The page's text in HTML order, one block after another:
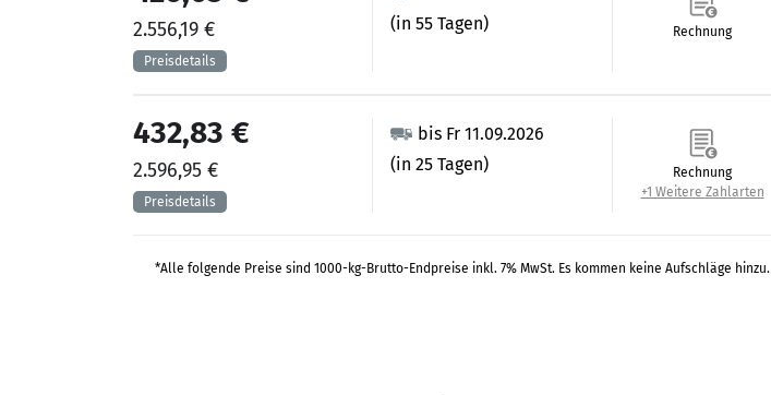
(in 55 Tagen)
2.556,19 € Rechnung
bis Fr 11.09.2026
(in 25 Tagen)
432,83 €
2.596,95 €
Rechnung
+1 Weitere Zahlarten
*Alle folgende Preise sind 1000-kg-Brutto-Endpreise inkl. 7% MwSt. Es kommen keine Aufschläge hinzu.